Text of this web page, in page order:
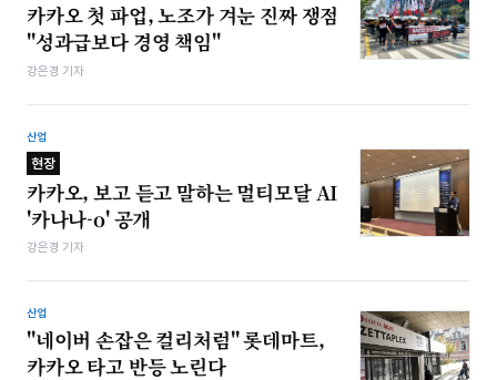
카카오 첫 파업, 노조가 겨눈 진짜 쟁점
"성과급보다 경영 책임"
강은경 기자
산업
현장
카카오, 보고 듣고 말하는 멀티모달 AI
'카나나-o' 공개
강은경 기자
산업
"네이버 손잡은 컬리처럼" 롯데마트,
카카오 타고 반등 노린다